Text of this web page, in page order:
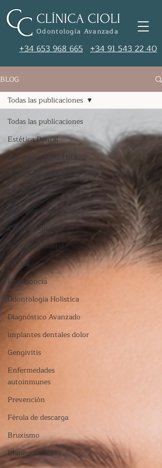
CLÍNICA CIOLI
Odontología Avanzada
+34 653 968 665 +34 91 543 22 40
BLOG
Todas las publicaciones
Estética Dental
Consejos del dentista
Implantes dentales
Ortodoncia
Blanqueamiento
Carillas dentales
Salud bucodental
Encías
Endodoncia
Odontología Holistica
Diagnóstico Avanzado
implantes dentales dolor
Gengivitis
Enfermedades
autoinmunes
Prevención
Férula de descarga
Bruxismo
Blanqueamiento
Todas las publicaciones